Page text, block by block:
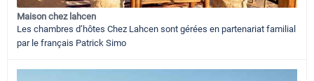
Maison chez lahcen
Les chambres d’hôtes Chez Lahcen sont gérées en partenariat familial
par le français Patrick Simo